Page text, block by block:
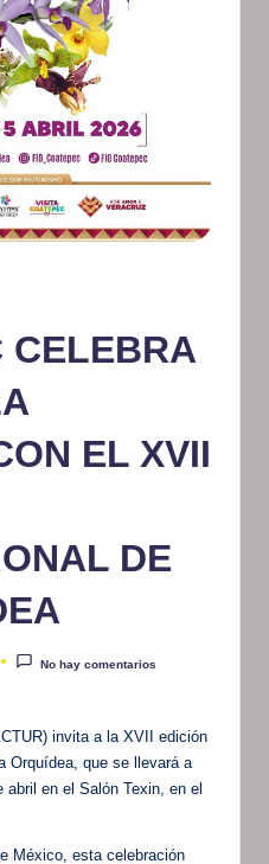
CELEBRA
EL XVII
DE
No hay comentarios
invita a la XVII edición
Orquídea, que se llevará a
abril en el Salón Texin, en el
México, esta celebración